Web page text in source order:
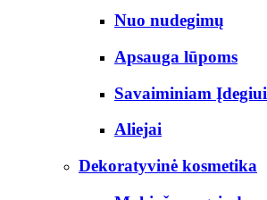
Nuo nudegimų
Apsauga lūpoms
Savaiminiam Įdegiui
Aliejai
Dekoratyvinė kosmetika